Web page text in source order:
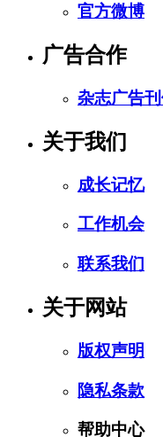
官方微博
广告合作
杂志广告刊
关于我们
成长记忆
工作机会
联系我们
关于网站
版权声明
隐私条款
帮助中心